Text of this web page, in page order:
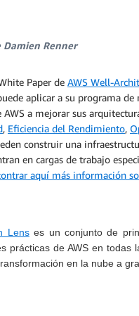
Damien Renner
Paper de AWS Well-
aplicar a su programa de
AWS a mejorar sus
, Eficiencia del Rendimiento,
construir una
en cargas de trabajo
aquí más información
Lenses un conjunto de
prácticas de AWS en
en la nube a